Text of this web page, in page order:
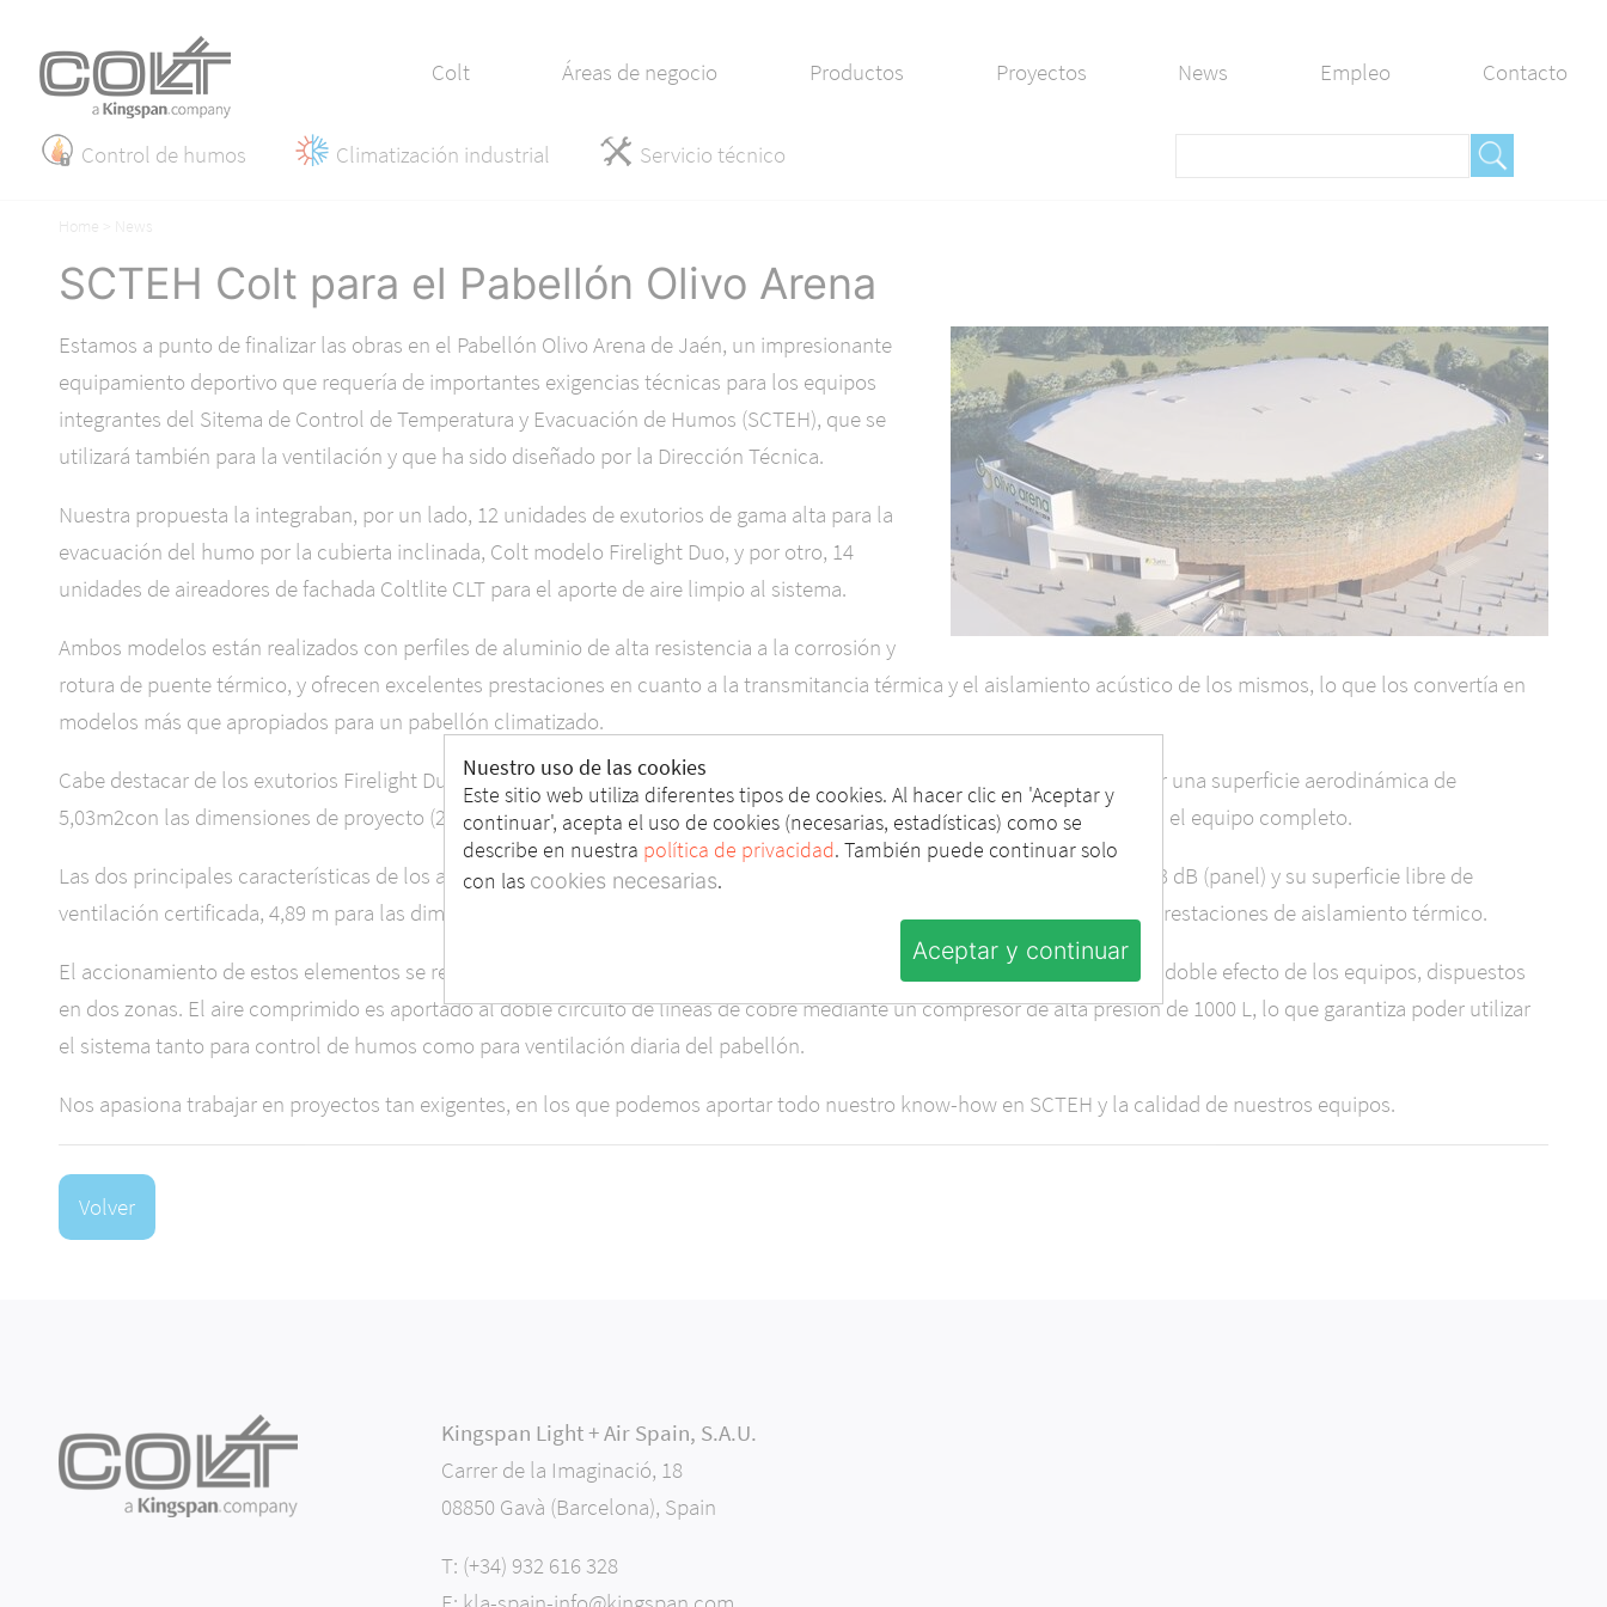
Colt Áreas de negocio Productos Proyectos News Empleo Contacto
Control de humos Climatización industrial Servicio técnico
Home News
SCTEH Colt para el Pabellón Olivo Arena
Estamos a punto de finalizar las obras en el Pabellón Olivo Arena de Jaén, un impresionante
equipamiento deportivo que requería de importantes exigencias técnicas para los equipos
integrantes del Sitema de Control de Temperatura y Evacuación de Humos (SCTEH), que se
utilizará también para la ventilación y que ha sido diseñado por la Dirección Técnica.
Nuestra propuesta la integraban, por un lado, 12 unidades de exutorios de gama alta para la
evacuación del humo por la cubierta inclinada, Colt modelo Firelight Duo, y por otro, 14
unidades de aireadores de fachada Coltlite CLT para el aporte de aire limpio al sistema.
Ambos modelos están realizados con perfiles de aluminio de alta resistencia a la corrosión y
rotura de puente térmico, y ofrecen excelentes prestaciones en cuanto a la transmitancia térmica y el aislamiento acústico de los mismos, lo que los convertía en
modelos más que apropiados para un pabellón climatizado.
Cabe destacar de los exutorios Firelight Duo, su extraordinario coeficiente aerodinámico (0,80), lo que les permite alcanzar una superficie aerodinámica de
5,03m2con las dimensiones de proyecto (2,5X2,5 m). No menos destacable es su transmitancia térmica, 0.28 W/(m²K) para el equipo completo.
Las dos principales características de los aireadores de fachada Coltlite CLT son el aislamiento acústico R’45°,w (C; Ctr): 33 dB (panel) y su superficie libre de
ventilación certificada, 4,89 m para las dimensiones de proyecto (2X2,85 m), además de ofrecer al sistema unas notables prestaciones de aislamiento térmico.
El accionamiento de estos elementos se realiza mediante un cuadro neumático que gobierna los pistones neumáticos de doble efecto de los equipos, dispuestos
en dos zonas. El aire comprimido es aportado al doble circuito de líneas de cobre mediante un compresor de alta presión de 1000 L, lo que garantiza poder utilizar
el sistema tanto para control de humos como para ventilación diaria del pabellón.
Nos apasiona trabajar en proyectos tan exigentes, en los que podemos aportar todo nuestro know-how en SCTEH y la calidad de nuestros equipos.
Volver
Kingspan Light + Air Spain, S.A.U.
Carrer de la Imaginació, 18
08850 Gavà (Barcelona), Spain
T: (+34) 932 616 328
Nuestro uso de las cookies
Este sitio web utiliza diferentes tipos de cookies. Al hacer clic en 'Aceptar y
continuar', acepta el uso de cookies (necesarias, estadísticas) como se
describe en nuestra política de privacidad. También puede continuar solo
con las cookies necesarias.
Aceptar y continuar